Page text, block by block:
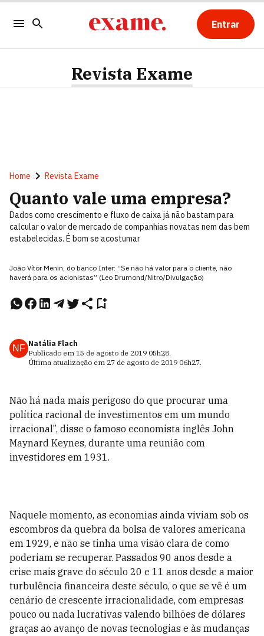
Entrar
Revista Exame
Home Revista Exame
Quanto vale uma empresa?
Dados como crescimento e fluxo de caixa já não bastam para
calcular o valor de mercado de companhias novatas nem das bem
estabelecidas. É bom se acostumar
João Vítor Menin, do banco Inter: “Se não há valor para o cliente, não
haverá para os acionistas” (Leo Drumond/Nitro/Divulgação)
NF Natália Flach
Publicado em 15 de agosto de 2019 05h28.
Última atualização em 27 de agosto de 2019 06h27.
Não há nada mais perigoso do que procurar uma
política racional de investimentos em um mundo
irracional”, disse o famoso economista inglês John
Maynard Keynes, durante uma reunião com
investidores em 1931.
Naquele momento, as economias ainda viviam sob os
escombros da quebra da bolsa de valores americana
em 1929, e não se tinha uma visão clara de como
poderiam se recuperar. Passados 90 anos desde a
crise mais grave do século 20 e 11 anos desde a maior
turbulência financeira deste século, o que se vê é um
cenário de crescente irracionalidade, com empresas
pouco ou nada lucrativas valendo bilhões de dólares
graças ao avanço de novas tecnologias e às mudanças